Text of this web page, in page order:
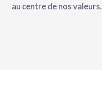
au centre de nos valeurs.